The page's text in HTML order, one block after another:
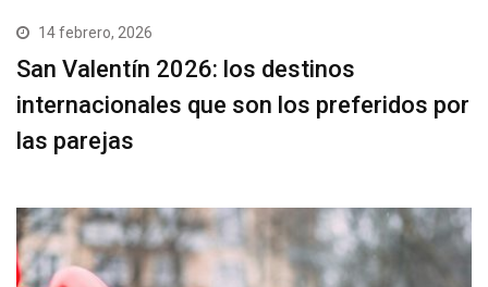
14 febrero, 2026
San Valentín 2026: los destinos
internacionales que son los preferidos por
las parejas